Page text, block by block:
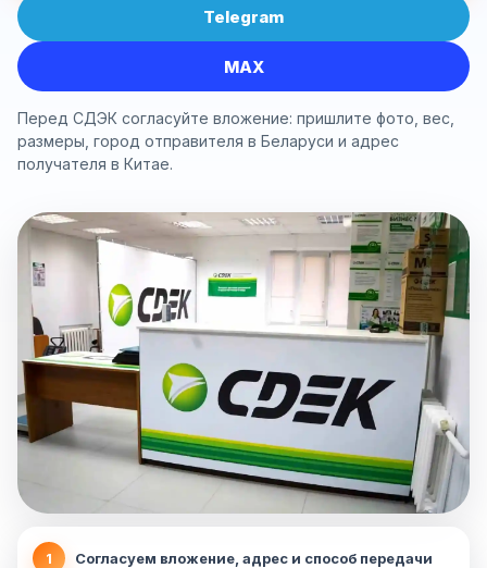
Telegram
MAX
Перед СДЭК согласуйте вложение: пришлите фото, вес,
размеры, город отправителя в Беларуси и адрес
получателя в Китае.
1 Согласуем вложение, адрес и способ передачи